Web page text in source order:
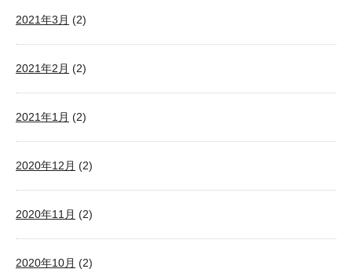
2021年3月 (2)
2021年2月 (2)
2021年1月 (2)
2020年12月 (2)
2020年11月 (2)
2020年10月 (2)